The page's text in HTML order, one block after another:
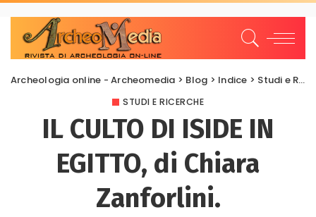
Archeologia online - Archeomedia > Blog > Indice > Studi e Ricerche
STUDI E RICERCHE
IL CULTO DI ISIDE IN
EGITTO, di Chiara
Zanforlini.